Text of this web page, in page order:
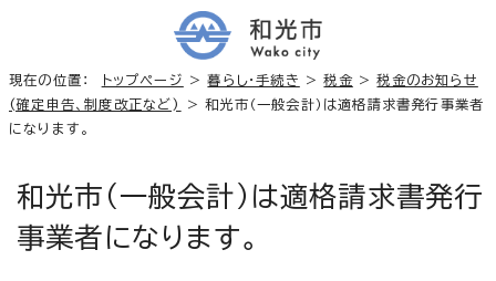
現在の位置： トップページ >暮らし・手続き >税金 >税金のお知らせ
(確定申告、制度改正など)
> 和光市（一般会計）は適格請求書発行事業者
になります。
和光市（一般会計）は適格請求書発行
事業者になります。